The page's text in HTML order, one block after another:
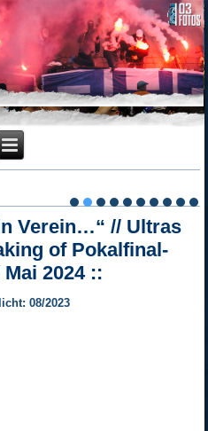
Verein…“ // Ultras
of Pokalfinal-
2024 ::
08/2023